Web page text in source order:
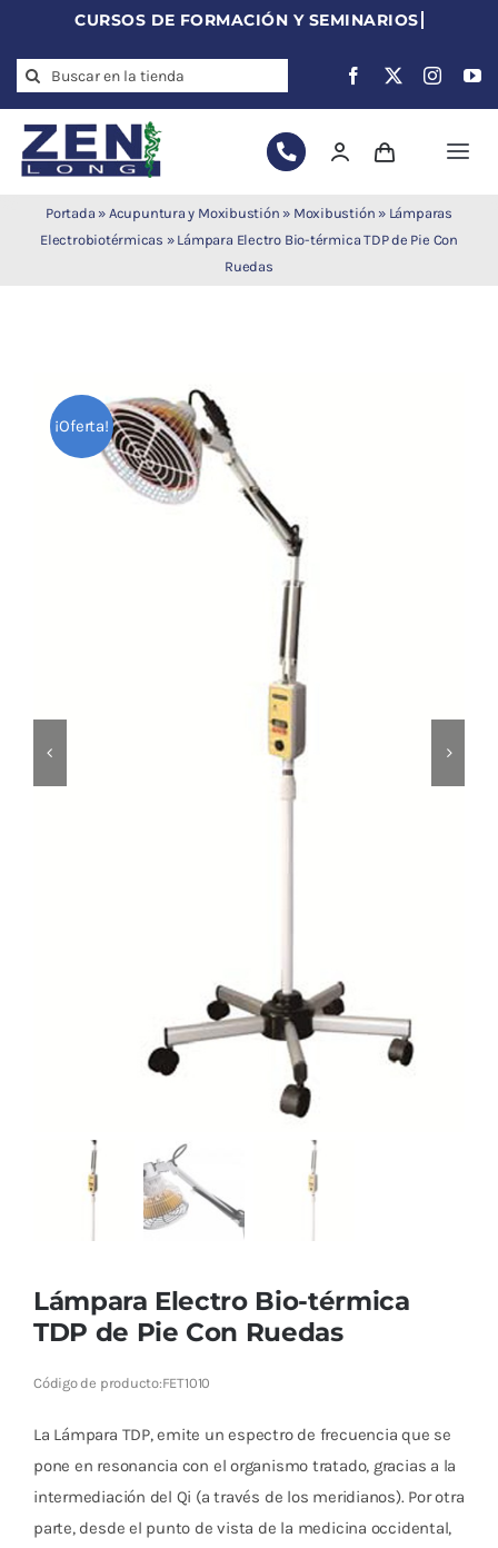
content
Search
for:
Electroacupuntura
Laserpuntura
Material
Portada » Acupuntura y Moxibustión » Moxibustión » Lámparas
Electrobiotérmicas » Lámpara Electro Bio-térmica TDP de Pie Con
Ruedas
¡Oferta!
Lámpara Electro Bio-térmica
TDP de Pie Con Ruedas
Código de producto:FET1010
La Lámpara TDP, emite un espectro de frecuencia que se
pone en resonancia con el organismo tratado, gracias a la
intermediación del Qi (a través de los meridianos). Por otra
parte, desde el punto de vista de la medicina occidental,